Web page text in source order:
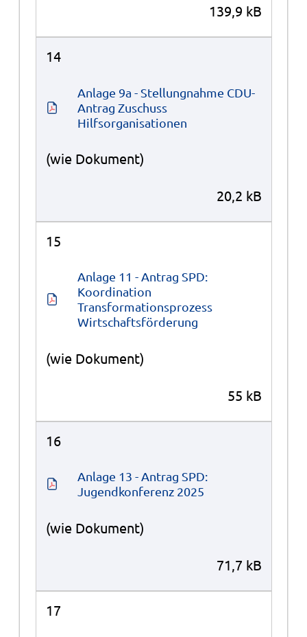
139,9 kB
14
Anlage 9a - Stellungnahme CDU-
Antrag Zuschuss
Hilfsorganisationen
(wie Dokument)
20,2 kB
15
Anlage 11 - Antrag SPD:
Koordination
Transformationsprozess
Wirtschaftsförderung
(wie Dokument)
55 kB
16
Anlage 13 - Antrag SPD:
Jugendkonferenz 2025
(wie Dokument)
71,7 kB
17